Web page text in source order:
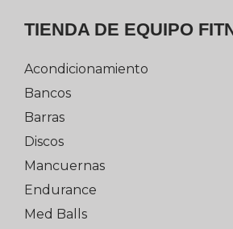
TIENDA DE EQUIPO
Acondicionamiento
Bancos
Barras
Discos
Mancuernas
Endurance
Med Balls